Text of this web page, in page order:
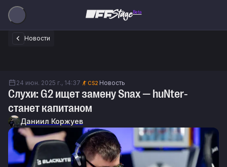
Beta
Новости
24 июн. 2025 г., 14:37 CS2 Новость
Слухи: G2 ищет замену Snax — huNter-
станет капитаном
Даниил Коржуев